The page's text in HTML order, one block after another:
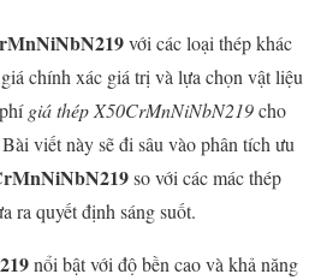
với các loại thép khác
chính xác giá trị và lựa chọn vật liệu
giá thép X50CrMnNiNbN219cho
viết này sẽ đi sâu vào phân tích ưu
so với các mác thép
ra quyết định sáng suốt.
nổi bật với độ bền cao và khả năng